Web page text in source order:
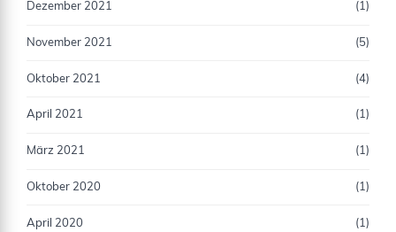
Dezember 2021 (1)
November 2021 (5)
Oktober 2021 (4)
April 2021 (1)
März 2021 (1)
Oktober 2020 (1)
April 2020 (1)